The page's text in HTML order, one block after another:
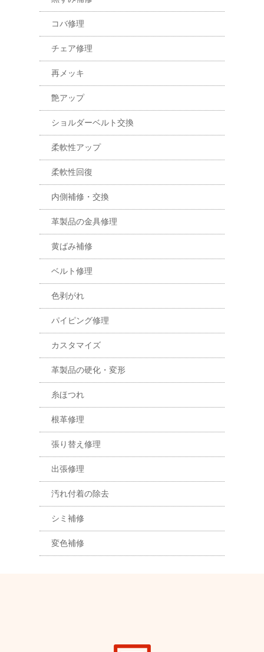
コバ修理
チェア修理
再メッキ
艶アップ
ショルダーベルト交換
柔軟性アップ
柔軟性回復
内側補修・交換
革製品の金具修理
黄ばみ補修
ベルト修理
色剥がれ
パイピング修理
カスタマイズ
革製品の硬化・変形
糸ほつれ
根革修理
張り替え修理
出張修理
汚れ付着の除去
シミ補修
変色補修